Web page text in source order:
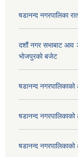
षडानन्द नगरपालिका
दशौं नगर सभाबाट आव
भोजपुरको बजेट
षडानन्द
षडानन्द
षडानन्द